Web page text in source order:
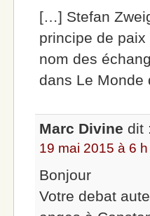
[…] Stefan
principe de
nom des
dans Le Monde
Marc Divine dit :
19 mai 2015 à 6
Bonjour
Votre debat